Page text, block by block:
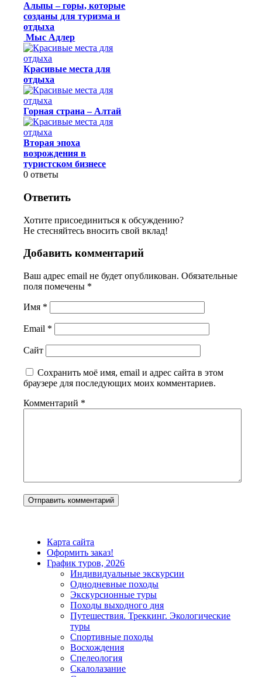
Альпы – горы, которые
созданы для туризма и
отдыха
Мыс Адлер
Красивые места для
отдыха
Горная страна – Алтай
Вторая эпоха
возрождения в
туристском бизнесе
0 ответы
Ответить
Хотите присоединиться к обсуждению?
Не стесняйтесь вносить свой вклад!
Добавить комментарий
Ваш адрес email не будет опубликован. Обязательные
поля помечены *
Имя *
Email *
Сайт
Сохранить моё имя, email и адрес сайта в этом
браузере для последующих моих комментариев.
Комментарий *
Карта сайта
Оформить заказ!
График туров, 2026
Индивидуальные экскурсии
Однодневные походы
Экскурсионные туры
Походы выходного дня
Путешествия. Треккинг. Экологические
туры
Спортивные походы
Восхождения
Спелеология
Скалолазание